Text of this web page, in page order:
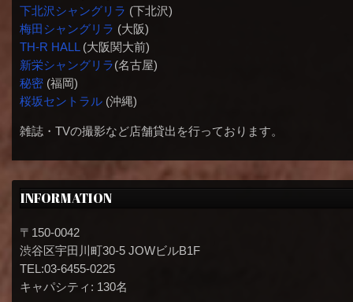
下北沢シャングリラ (下北沢)
梅田シャングリラ (大阪)
TH-R HALL(大阪関大前)
新栄シャングリラ(名古屋)
秘密(福岡)
桜坂セントラル(沖縄)
雑誌・TVの撮影など店舗貸出を行っております。
INFORMATION
〒150-0042
渋谷区宇田川町30-5 JOWビルB1F
TEL:03-6455-0225
キャパシティ: 130名